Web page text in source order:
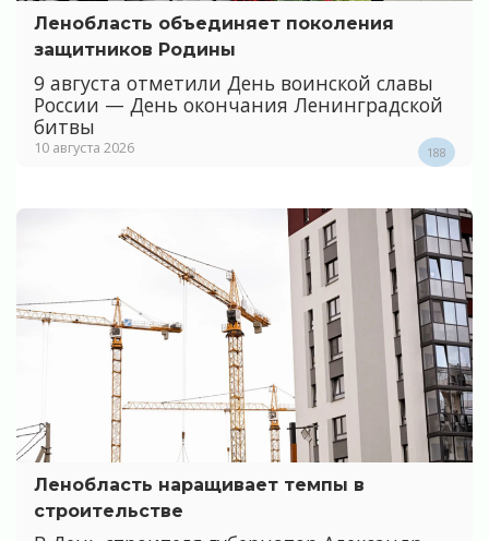
Ленобласть объединяет поколения
защитников Родины
9 августа отметили День воинской славы
России — День окончания Ленинградской
битвы
10 августа 2026 188
Ленобласть наращивает темпы в
строительстве